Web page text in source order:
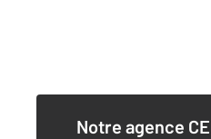
Notre agence